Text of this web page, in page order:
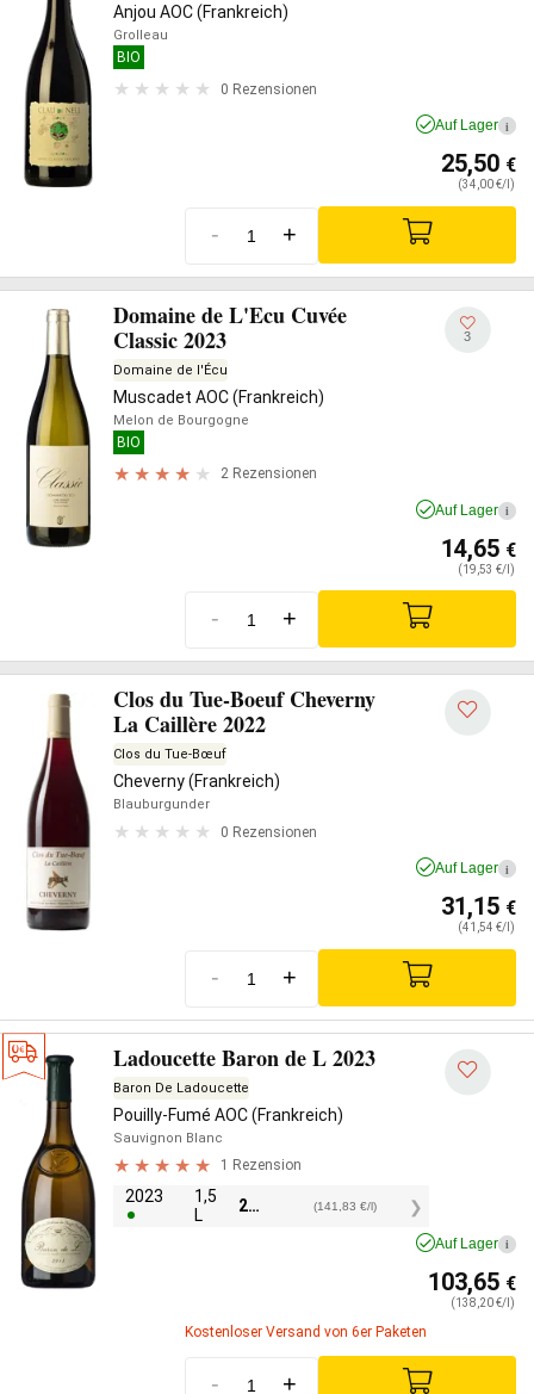
Anjou AOC (Frankreich)
Grolleau
BIO
0 Rezensionen
Auf Lager i
25,50 €
(34,00 €/l)
- +
Domaine de L'Ecu Cuvée
Classic 2023
Domaine de l'Écu
Muscadet AOC (Frankreich)
Melon de Bourgogne
BIO
2 Rezensionen
3
Auf Lager i
14,65 €
(19,53 €/l)
- +
Clos du Tue-Boeuf Cheverny
La Caillère 2022
Clos du Tue-Bœuf
Cheverny (Frankreich)
Blauburgunder
0 Rezensionen
Auf Lager i
31,15 €
(41,54 €/l)
- +
Ladoucette Baron de L 2023
Baron De Ladoucette
Pouilly-Fumé AOC (Frankreich)
Sauvignon Blanc
1 Rezension
2023
1,5
L
212,75 (141,83 €/l)
Auf Lager i
103,65 €
(138,20 €/l)
Kostenloser Versand von 6er Paketen
- +